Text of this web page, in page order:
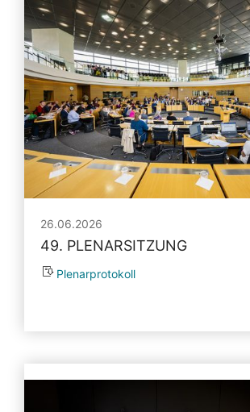
26.06.2026
49. PLENARSITZUNG
Plenarprotokoll